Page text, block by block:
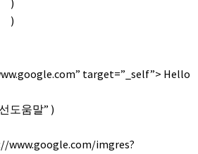
)
target=”_self”> Hello
도움말” )
www.google.com/imgres?